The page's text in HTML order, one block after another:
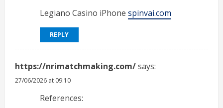
Legiano Casino iPhone spinvai.com
REPLY
https://nrimatchmaking.com/says:
27/06/2026 at 09:10
References: